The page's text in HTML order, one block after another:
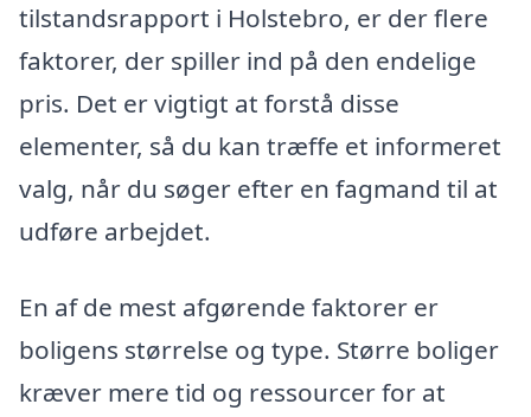
tilstandsrapport i Holstebro, er der flere
faktorer, der spiller ind på den endelige
pris. Det er vigtigt at forstå disse
elementer, så du kan træffe et informeret
valg, når du søger efter en fagmand til at
udføre arbejdet.
En af de mest afgørende faktorer er
boligens størrelse og type. Større boliger
kræver mere tid og ressourcer for at